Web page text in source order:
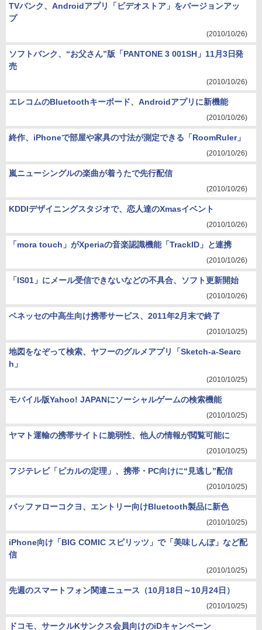
TVバンク、Androidアプリ「ビデオストア」をバージョンアッ
プ
(2010/10/26)
ソフトバンク、“お父さん”版「PANTONE 3 001SH」11月3日発
売
(2010/10/26)
エレコムのBluetoothキーボード、Androidアプリに新機能
(2010/10/26)
終作、iPhoneで部屋や家具の寸法が測定できる「RoomRuler」
(2010/10/26)
嵐ニューシングルの楽曲が着うたで先行配信
(2010/10/26)
KDDIデザイニングスタジオで、恋人達のXmasイベント
(2010/10/26)
「mora touch」がXperiaの音楽認識機能「TrackID」と連携
(2010/10/26)
「IS01」にメール受信できないなどの不具合、ソフト更新開始
(2010/10/26)
ベネッセの中高生向け携帯サービス、2011年2月末で終了
(2010/10/25)
地図をなぞって検索、ヤフーのグルメアプリ「Sketch-a-Searc
h」
(2010/10/25)
モバイル版Yahoo! JAPANにソーシャルゲームの検索機能
(2010/10/25)
ヤマト運輸の携帯サイトに脆弱性、他人の情報が閲覧可能に
(2010/10/25)
フジテレビ「ピカルの定理」、携帯・PC向けに“見逃し”配信
(2010/10/25)
バッファローコクヨ、エントリー向けBluetooth製品に新色
(2010/10/25)
iPhone向け「BIG COMIC スピリッツ」で「美味しんぼ」など配
信
(2010/10/25)
先週のスマートフォン関連ニュース（10月18日～10月24日）
(2010/10/25)
ドコモ、サークルKサンクス会員向けのiDキャンペーン